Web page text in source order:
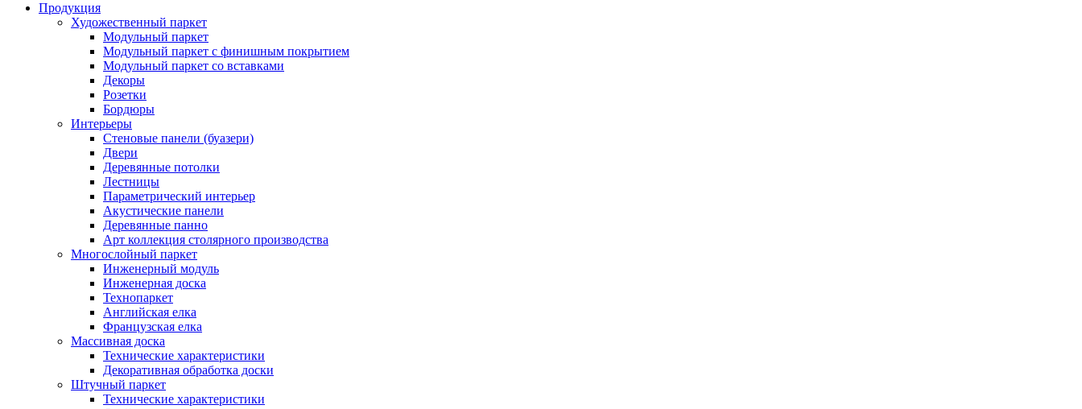
Продукция
Художественный паркет
Модульный паркет
Модульный паркет с финишным покрытием
Модульный паркет со вставками
Декоры
Розетки
Бордюры
Интерьеры
Стеновые панели (буазери)
Двери
Деревянные потолки
Лестницы
Параметрический интерьер
Акустические панели
Деревянные панно
Арт коллекция столярного производства
Многослойный паркет
Инженерный модуль
Инженерная доска
Технопаркет
Английская елка
Французская елка
Массивная доска
Технические характеристики
Декоративная обработка доски
Штучный паркет
Технические характеристики